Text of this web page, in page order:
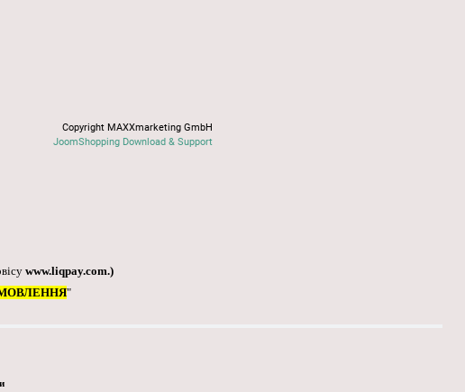
Copyright MAXXmarketing GmbH
JoomShopping Download & Support
www.liqpay.com.)
"